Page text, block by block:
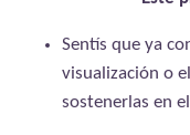
Sentís que ya
visualización o
sostenerlas en